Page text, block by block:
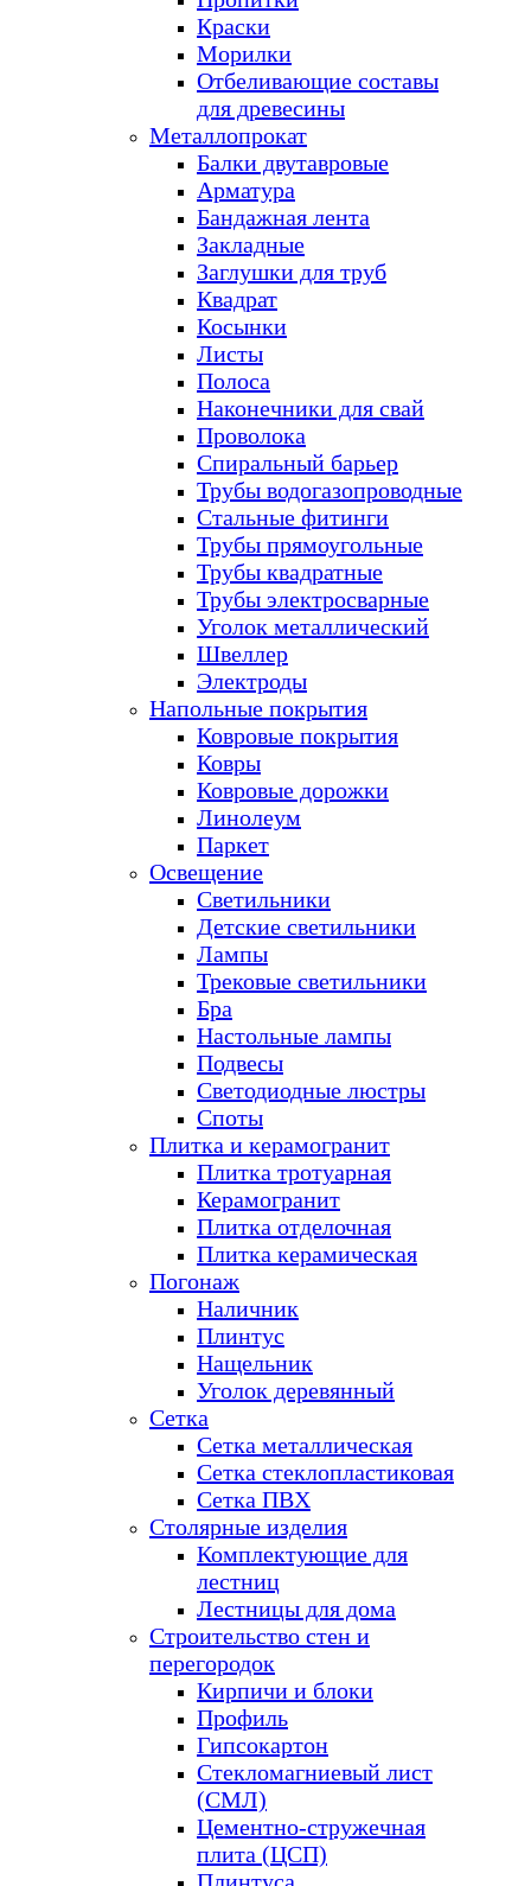
Краски
Морилки
Отбеливающие составы
для древесины
Металлопрокат
Балки двутавровые
Арматура
Бандажная лента
Закладные
Заглушки для труб
Квадрат
Косынки
Листы
Полоса
Наконечники для свай
Проволока
Спиральный барьер
Трубы водогазопроводные
Стальные фитинги
Трубы прямоугольные
Трубы квадратные
Трубы электросварные
Уголок металлический
Швеллер
Электроды
Напольные покрытия
Ковровые покрытия
Ковры
Ковровые дорожки
Линолеум
Паркет
Освещение
Светильники
Детские светильники
Лампы
Трековые светильники
Бра
Настольные лампы
Подвесы
Светодиодные люстры
Споты
Плитка и керамогранит
Плитка тротуарная
Керамогранит
Плитка отделочная
Плитка керамическая
Погонаж
Наличник
Плинтус
Нащельник
Уголок деревянный
Сетка
Сетка металлическая
Сетка стеклопластиковая
Сетка ПВХ
Столярные изделия
Комплектующие для
лестниц
Лестницы для дома
Строительство стен и
перегородок
Кирпичи и блоки
Профиль
Гипсокартон
Стекломагниевый лист
(СМЛ)
Цементно-стружечная
плита (ЦСП)